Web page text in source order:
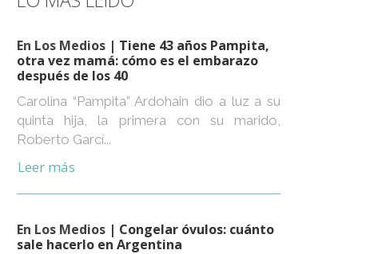
En Los Medios | Tiene 43 años Pampita,
otra vez mamá: cómo es el embarazo
después de los 40
Carolina “Pampita” Ardohain dio a luz a su
quinta hija, la primera con su marido,
Roberto Garcí...
Leer más
En Los Medios | Congelar óvulos: cuánto
sale hacerlo en Argentina